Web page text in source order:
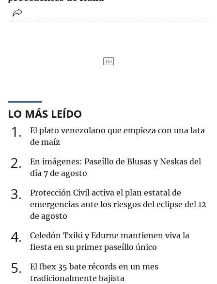
LO MÁS LEÍDO
1
El plato venezolano que empieza con una lata
de maíz
2
En imágenes: Paseíllo de Blusas y Neskas del
día 7 de agosto
3
Protección Civil activa el plan estatal de
emergencias ante los riesgos del eclipse del 12
de agosto
4
Celedón Txiki y Edurne mantienen viva la
fiesta en su primer paseíllo único
5
El Ibex 35 bate récords en un mes
tradicionalmente bajista